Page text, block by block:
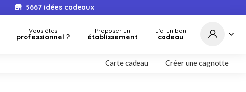
5667 idées cadeaux
Vous êtes
professionnel ?
Proposer un
établissement
J'ai un bon
cadeau
Carte cadeau Créer une cagnotte